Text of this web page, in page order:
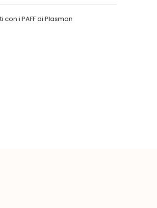
i PAFF di Plasmon